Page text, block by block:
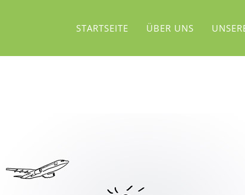
STARTSEITE ÜBER UNS